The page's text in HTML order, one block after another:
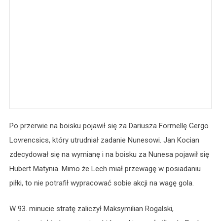
Po przerwie na boisku pojawił się za Dariusza Formellę Gergo
Lovrencsics, który utrudniał zadanie Nunesowi. Jan Kocian
zdecydował się na wymianę i na boisku za Nunesa pojawił się
Hubert Matynia. Mimo że Lech miał przewagę w posiadaniu
piłki, to nie potrafił wypracować sobie akcji na wagę gola.
W 93. minucie stratę zaliczył Maksymilian Rogalski,